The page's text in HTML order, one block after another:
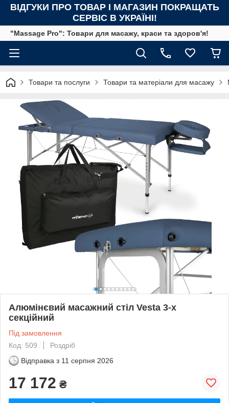
ВІДГУКИ ПРО ТОВАР І МАГАЗИН ПОКРАЩАТЬ
СЕРВІС В УКРАЇНІ!
"Massage Pro": Товари для масажу, краси та здоров'я!
Товари та послуги Товари та матеріали для масажу
Алюмінєвий масажний стіл Vesta 3-х
секційний
Під замовлення
Код: 509
Роздріб
Відправка з 11 серпня 2026
17 172 ₴